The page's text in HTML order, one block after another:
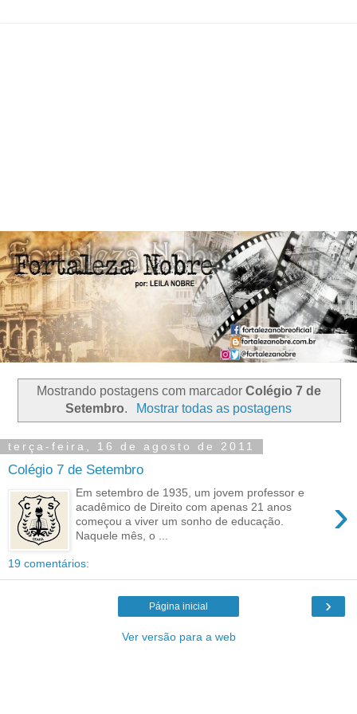
Mostrando postagens com marcador Colégio 7 de
Setembro. Mostrar todas as postagens
terça-feira, 16 de agosto de 2011
Colégio 7 de Setembro
›
Em setembro de 1935, um jovem professor e
acadêmico de Direito com apenas 21 anos
começou a viver um sonho de educação.
Naquele mês, o ...
19 comentários:
›
Página inicial
Ver versão para a web